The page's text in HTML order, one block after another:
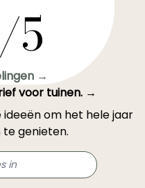
5
→
voor tuinen. →
ideeën om het hele jaar
te genieten.